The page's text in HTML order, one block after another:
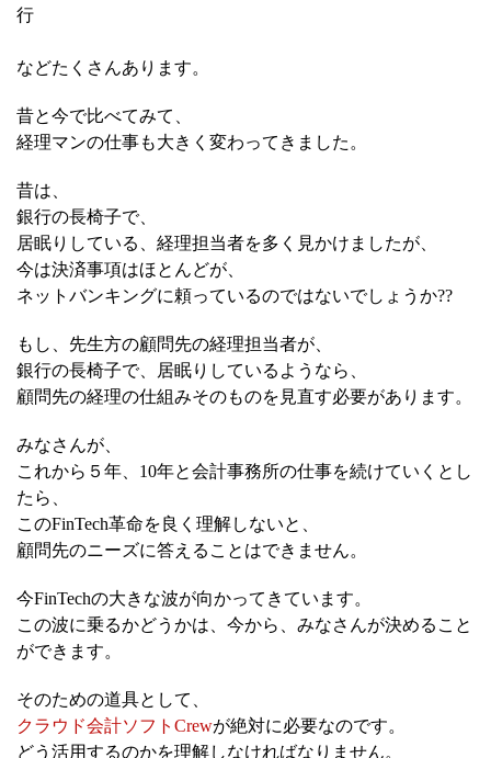
行
などたくさんあります。
昔と今で比べてみて、
経理マンの仕事も大きく変わってきました。
昔は、
銀行の長椅子で、
居眠りしている、経理担当者を多く見かけましたが、
今は決済事項はほとんどが、
ネットバンキングに頼っているのではないでしょうか??
もし、先生方の顧問先の経理担当者が、
銀行の長椅子で、居眠りしているようなら、
顧問先の経理の仕組みそのものを見直す必要があります。
みなさんが、
これから５年、10年と会計事務所の仕事を続けていくとし
たら、
このFinTech革命を良く理解しないと、
顧問先のニーズに答えることはできません。
今FinTechの大きな波が向かってきています。
この波に乗るかどうかは、今から、みなさんが決めること
ができます。
そのための道具として、
クラウド会計ソフトCrewが絶対に必要なのです。
どう活用するのかを理解しなければなりません。